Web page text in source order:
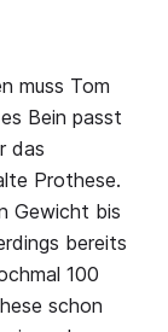
muss Tom
Bein passt
das
Prothese.
Gewicht bis
bereits
100
schon